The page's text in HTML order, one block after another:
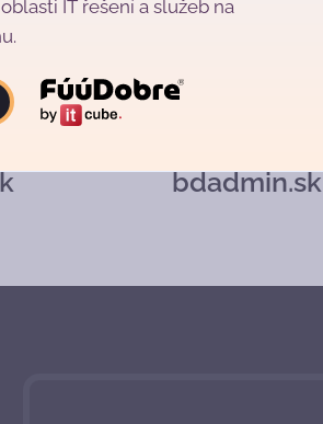
bdadmin.sk
IT řešení a služeb na